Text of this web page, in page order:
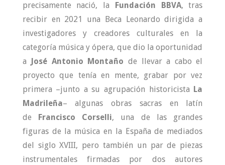
precisamente nació, la
Fundación BBVA, tras
recibir en 2021 una Beca Leonardo dirigida a
investigadores y creadores culturales en la
categoría música y ópera, que dio la oportunidad
a
José Antonio Montaño de llevar a cabo el
proyecto que tenía en mente, grabar por vez
primera –junto a su agrupación historicista La
Madrileña– algunas obras sacras en latín
de
Francisco Corselli, una de las grandes
figuras de la música en la España de mediados
del siglo XVIII, pero también un par de piezas
instrumentales firmadas por dos autores